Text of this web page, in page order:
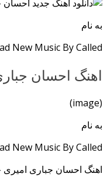
نام
New Music By
احسان
نام
New Music By
احسان جباری امیری